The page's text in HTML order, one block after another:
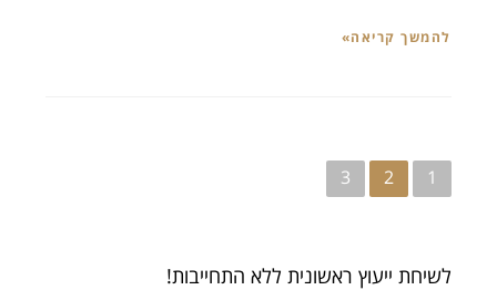
להמשך קריאה»
ניווט1
2
3
לשיחת ייעוץ ראשונית ללא התחייבות!